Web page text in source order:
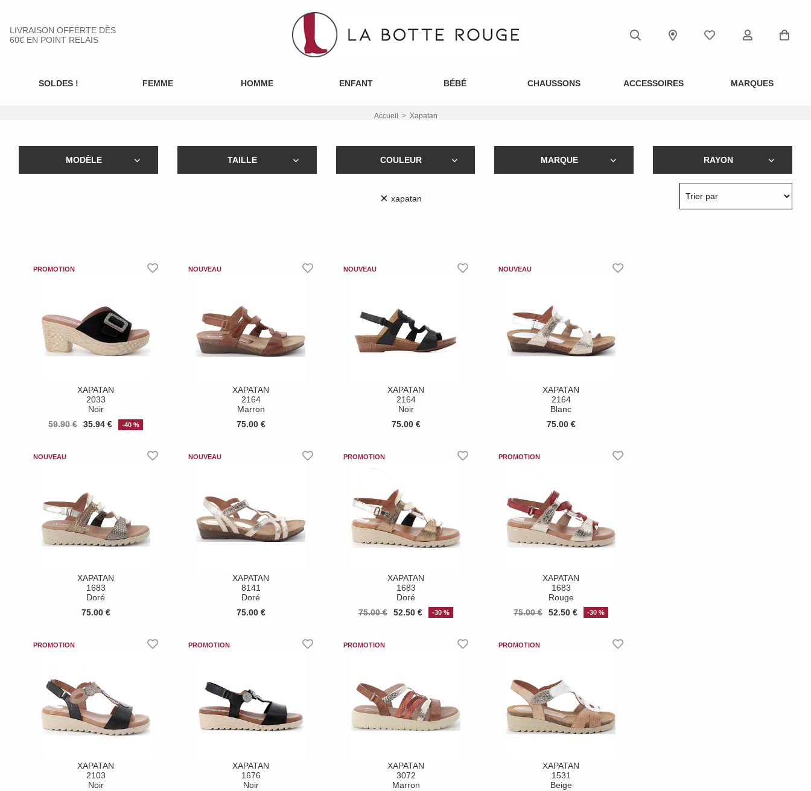
LIVRAISON OFFERTE DÈS
60€ EN POINT RELAIS
SOLDES ! FEMME HOMME ENFANT BÉBÉ CHAUSSONS ACCESSOIRES MARQUES
Accueil Xapatan
MODÈLE TAILLE COULEUR MARQUE RAYON
× xapatan
XAPATAN
2033
Noir
59.90 €
35.94 € -40 %
XAPATAN
2164
Marron
75.00 €
XAPATAN
2164
Noir
75.00 €
XAPATAN
2164
Blanc
75.00 €
XAPATAN
1683
Doré
75.00 €
XAPATAN
8141
Doré
75.00 €
XAPATAN
1683
Doré
75.00 €
52.50 € -30 %
XAPATAN
1683
Rouge
75.00 €
52.50 € -30 %
XAPATAN
2103
Noir
XAPATAN
1676
Noir
XAPATAN
3072
Marron
XAPATAN
1531
Beige